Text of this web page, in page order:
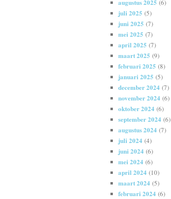
augustus 2025 (6)
juli 2025 (5)
juni 2025 (7)
mei 2025 (7)
april 2025 (7)
maart 2025 (9)
februari 2025 (8)
januari 2025 (5)
december 2024 (7)
november 2024 (6)
oktober 2024 (6)
september 2024 (6)
augustus 2024 (7)
juli 2024 (4)
juni 2024 (6)
mei 2024 (6)
april 2024 (10)
maart 2024 (5)
februari 2024 (6)